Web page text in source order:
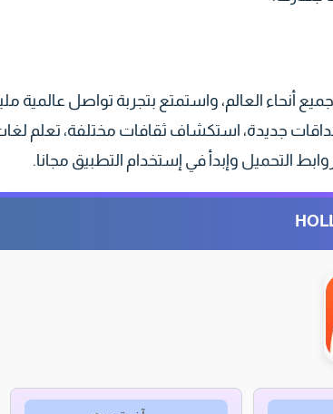
أنحاء العالم، واستمتع بتجربة تواصل عالمية
صداقات جديدة، استكشاف ثقافات مختلفة، تعلم
التحميل وإبدأ في إستخدام التطبيق مجانا.